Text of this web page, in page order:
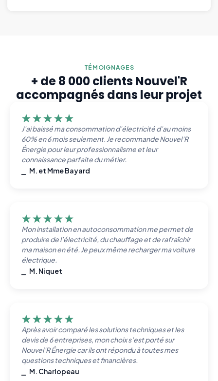
TÉMOIGNAGES
+ de 8 000 clients Nouvel'R
accompagnés dans leur projet
J’ai baissé ma consommation d’électricité d’au moins
60% en 6 mois seulement. Je recommande Nouvel’R
Énergie pour leur professionnalisme et leur
connaissance parfaite du métier.
⎯ M. et Mme Bayard
Mon installation en autoconsommation me permet de
produire de l’électricité, du chauffage et de rafraîchir
ma maison en été. Je peux même recharger ma voiture
électrique.
⎯ M. Niquet
Après avoir comparé les solutions techniques et les
devis de 6 entreprises, mon choix s’est porté sur
Nouvel’R Énergie car ils ont répondu à toutes mes
questions techniques et financières.
⎯ M. Charlopeau